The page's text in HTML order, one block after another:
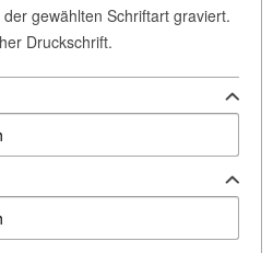
gewählten Schriftart graviert.
Druckschrift.